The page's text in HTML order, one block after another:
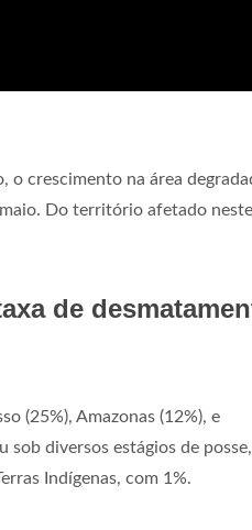
o crescimento na área
Do território afetado
de
(25%), Amazonas (12%), e
sob diversos estágios de posse,
Indígenas, com 1%.